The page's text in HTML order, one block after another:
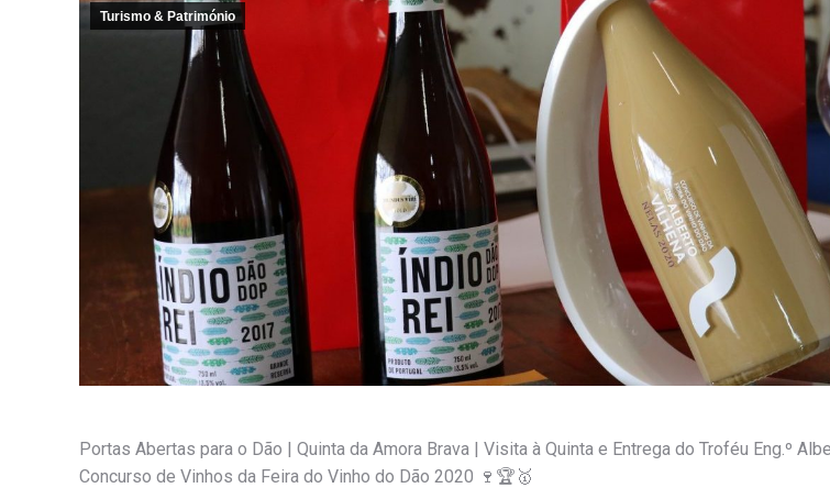
Turismo & Património
Portas Abertas para o Dão | Quinta da Amora Brava | Visita à Quinta e Entrega do Troféu Eng.º
Concurso de Vinhos da Feira do Vinho do Dão 2020 🍷 🏆🥇